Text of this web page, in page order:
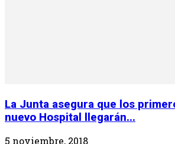
La Junta asegura que los
nuevo Hospital llegarán...
5 noviembre, 2018